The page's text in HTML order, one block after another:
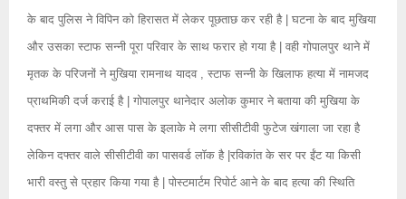
के बाद पुलिस ने विपिन को हिरासत में लेकर पूछताछ कर रही है | घटना के बाद मुखिया
और उसका स्टाफ सन्नी पूरा परिवार के साथ फरार हो गया है | वही गोपालपुर थाने में
मृतक के परिजनों ने मुखिया रामनाथ यादव , स्टाफ सन्नी के खिलाफ हत्या में नामजद
प्राथमिकी दर्ज कराई है | गोपालपुर थानेदार अलोक कुमार ने बताया की मुखिया के
दफ्तर में लगा और आस पास के इलाके मे लगा सीसीटीवी फुटेज खंगाला जा रहा है
लेकिन दफ्तर वाले सीसीटीवी का पासवर्ड लॉक है |रविकांत के सर पर ईंट या किसी
भारी वस्तु से प्रहार किया गया है | पोस्टमार्टम रिपोर्ट आने के बाद हत्या की स्थिति